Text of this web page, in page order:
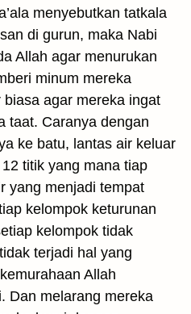
menyebutkan tatkala
di gurun, maka Nabi
Allah agar menurukan
minum mereka
agar mereka ingat
taat. Caranya dengan
ke batu, lantas air keluar
titik yang mana tiap
yang menjadi tempat
kelompok keturunan
kelompok tidak
terjadi hal yang
Allah
Dan melarang mereka